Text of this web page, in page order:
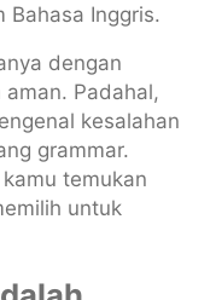
Bahasa Inggris.
dengan
Padahal,
kesalahan
grammar.
temukan
untuk